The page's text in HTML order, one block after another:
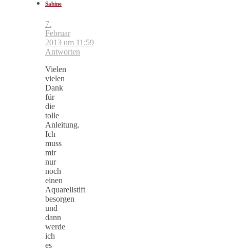
Sabine
7.
Februar
2013 um 11:59
Antworten
Vielen
vielen
Dank
für
die
tolle
Anleitung.
Ich
muss
mir
nur
noch
einen
Aquarellstift
besorgen
und
dann
werde
ich
es